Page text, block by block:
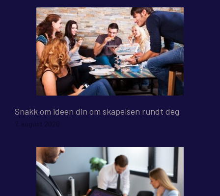
Snakk om ideen din om skapelsen rundt deg
7. august 2026